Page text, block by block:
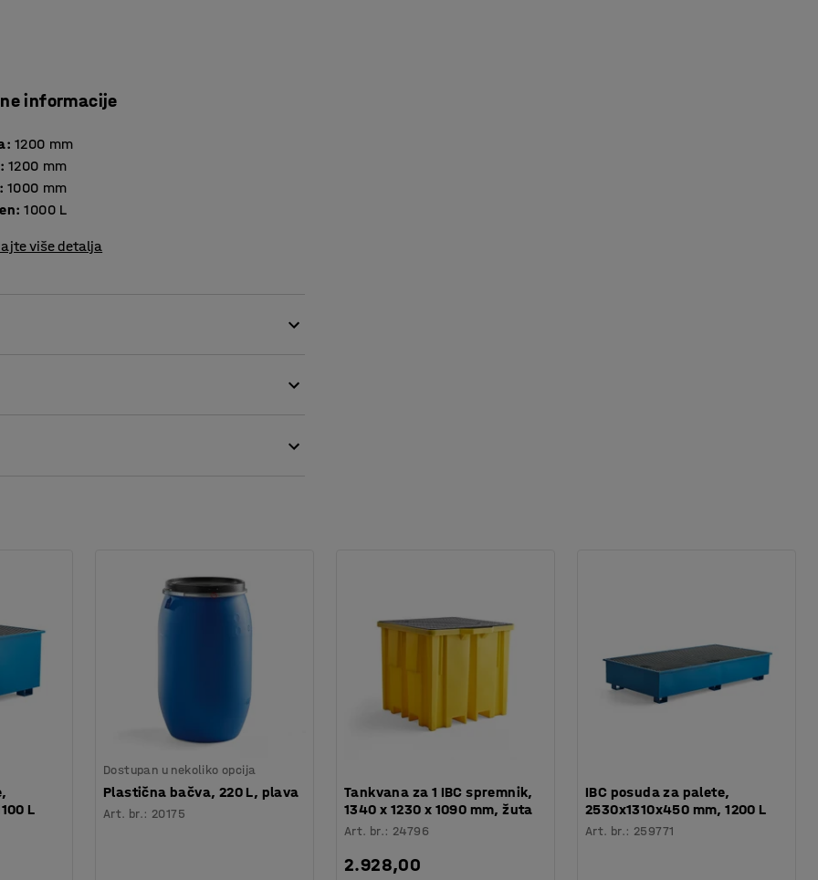
informacije
: 1200 mm
: 1200 mm
: 1000 mm
: 1000 L
više detalja
a također se može korisiti
L
Dostupan u nekoliko opcija
Plastična bačva, 220 L, plava
Art. br.: 20175
Tankvana za 1 IBC spremnik,
1340 x 1230 x 1090 mm, žuta
Art. br.: 24796
2.928,00
IBC posuda za palete,
2530x1310x450 mm, 1200 L
Art. br.: 259771